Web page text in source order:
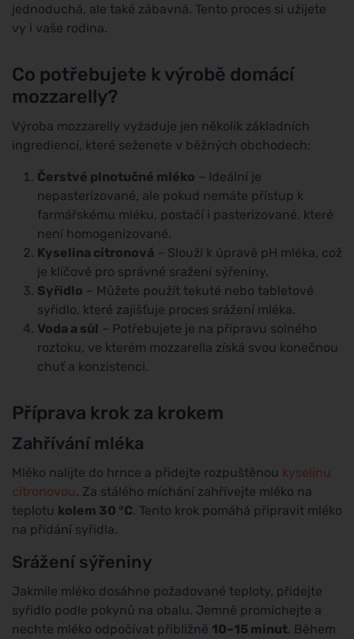
jednoduchá, ale také zábavná. Tento proces si užijete
vy i vaše rodina.
Co potřebujete k výrobě domácí
mozzarelly?
Výroba mozzarelly vyžaduje jen několik základních
ingrediencí, které seženete v běžných obchodech:
Čerstvé plnotučné mléko – Ideální je
nepasterizované, ale pokud nemáte přístup k
farmářskému mléku, postačí i pasterizované, které
není homogenizované.
Kyselina citronová – Slouží k úpravě pH mléka, což
je klíčové pro správné sražení sýřeniny.
Syřidlo – Můžete použít tekuté nebo tabletové
syřidlo, které zajišťuje proces srážení mléka.
Voda a sůl – Potřebujete je na přípravu solného
roztoku, ve kterém mozzarella získá svou konečnou
chuť a konzistenci.
Příprava krok za krokem
Zahřívání mléka
Mléko nalijte do hrnce a přidejte rozpuštěnou kyselinu
citronovou. Za stálého míchání zahřívejte mléko na
teplotu kolem 30 °C. Tento krok pomáhá připravit mléko
na přidání syřidla.
Srážení sýřeniny
Jakmile mléko dosáhne požadované teploty, přidejte
syřidlo podle pokynů na obalu. Jemně promíchejte a
nechte mléko odpočívat přibližně 10–15 minut. Během